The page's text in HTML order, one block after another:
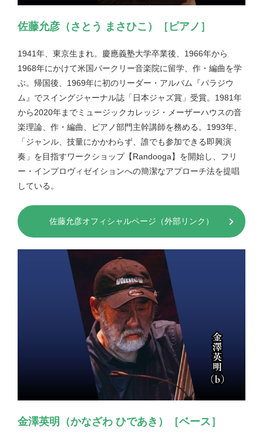
佐藤允彦（さとう まさひこ）［ピアノ］
1941年、東京生まれ。慶應義塾大学卒業後、1966年から
1968年にかけて米国バークリー音楽院に留学、作・編曲を学
ぶ。帰国後、1969年に初のリーダー・アルバム『パラジウ
ム』でスイングジャーナル誌「日本ジャズ賞」受賞。1981年
から2020年までミュージックカレッジ・メーザーハウスの音
楽理論、作・編曲、ピアノ部門主幹講師を務める。1993年、
「ジャンル、技量にかかわらず、誰でも参加できる即興演
奏」を目指すワークショップ【Randooga】を開始し、フリ
ー・インプロヴィゼイションへの簡潔なアプローチ法を提唱
している。
佐藤允彦オフィシャルページ（外部リンク）
金澤英明（かなざわ ひであき）［ベース］